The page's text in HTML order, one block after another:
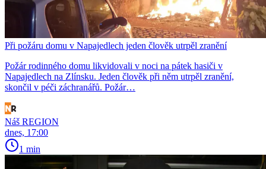
Při požáru domu v Napajedlech jeden člověk utrpěl zranění
Požár rodinného domu likvidovali v noci na pátek hasiči v
Napajedlech na Zlínsku. Jeden člověk při něm utrpěl zranění,
skončil v péči záchranářů. Požár…
Náš REGION
dnes, 17:00
1 min